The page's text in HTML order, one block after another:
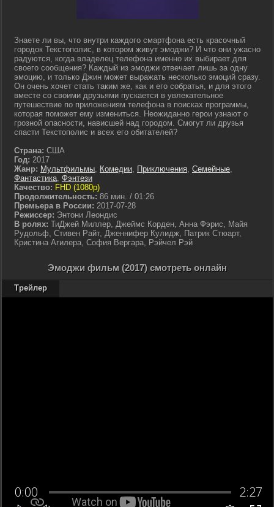
Знаете ли вы, что внутри каждого смартфона есть красочный
городок Текстополис, в котором живут эмоджи? И что они ужасно
радуются, когда владелец телефона именно их выбирает для
своего сообщения? Каждый из эмоджи отвечает лишь за одну
эмоцию, и только Джин может выражать несколько эмоций сразу.
Он очень хочет стать таким же, как и его собратья, и для этого
вместе со своими друзьями пускается в увлекательное
путешествие по приложениям телефона в поисках программы,
которая поможет ему измениться. Неожиданно герои узнают о
грозной опасности, нависшей над городом. Смогут ли друзья
спасти Текстополис и всех его обитателей?
Страна: США
Год: 2017
Жанр: Мультфильмы, Комедии, Приключения, Семейные,
Фантастика, Фэнтези
Качество: FHD (1080p)
Продолжительность: 86 мин. / 01:26
Премьера в России: 2017-07-28
Режиссер: Энтони Леондис
В ролях: ТиДжей Миллер, Джеймс Корден, Анна Фэрис, Майя
Рудольф, Стивен Райт, Дженнифер Кулидж, Патрик Стюарт,
Кристина Агилера, София Вергара, Рэйчел Рэй
Эмоджи фильм (2017) смотреть онлайн
Трейлер